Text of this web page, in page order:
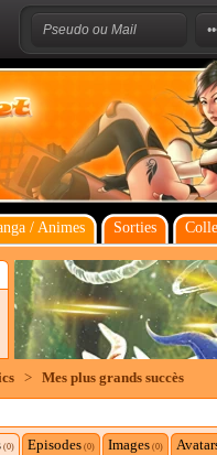
/ Animes Sorties
> Mes plus grands succès
(0) Episodes (0) Images (0)